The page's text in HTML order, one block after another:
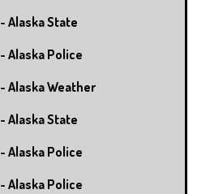
Alaska State
Alaska Police
Alaska Weather
Alaska State
Alaska Police
Alaska Police